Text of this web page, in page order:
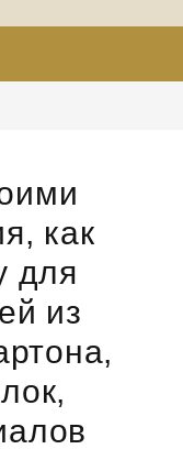
как
для
из